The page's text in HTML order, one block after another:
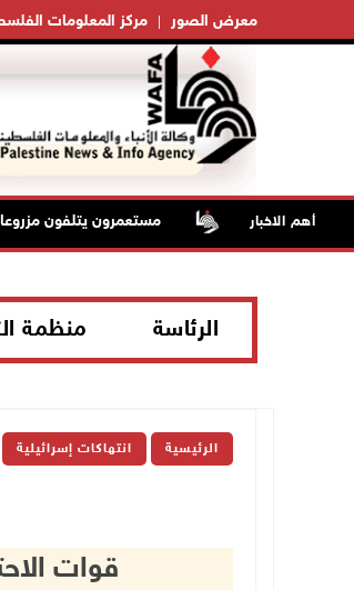
مركز المعلومات معرض الصور
أهم الاخبار مستعمرون يتلفون
الرئاسة منظمة
الرئيسية انتهاكات إسرائيلية
قوات